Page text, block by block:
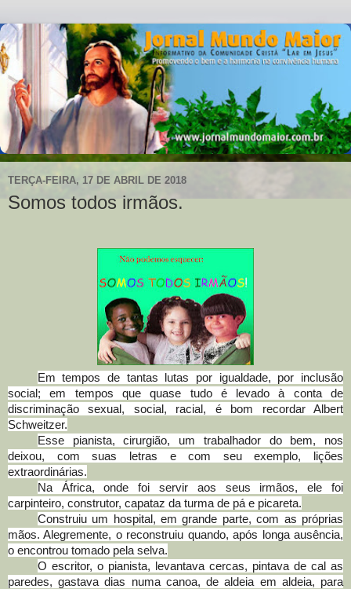
TERÇA-FEIRA, 17 DE ABRIL DE 2018
Somos todos irmãos.
Em tempos de tantas lutas por igualdade, por inclusão
social; em tempos que quase tudo é levado à conta de
discriminação sexual, social, racial, é bom recordar Albert
Schweitzer.
Esse pianista, cirurgião, um trabalhador do bem, nos
deixou, com suas letras e com seu exemplo, lições
extraordinárias.
Na África, onde foi servir aos seus irmãos, ele foi
carpinteiro, construtor, capataz da turma de pá e picareta.
Construiu um hospital, em grande parte, com as próprias
mãos. Alegremente, o reconstruiu quando, após longa ausência,
o encontrou tomado pela selva.
O escritor, o pianista, levantava cercas, pintava de cal as
paredes, gastava dias numa canoa, de aldeia em aldeia, para